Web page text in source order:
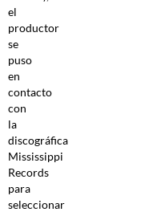
el
productor
se
puso
en
contacto
con
la
discográfica
Mississippi
Records
para
seleccionar